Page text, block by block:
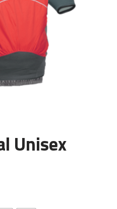
Unisex